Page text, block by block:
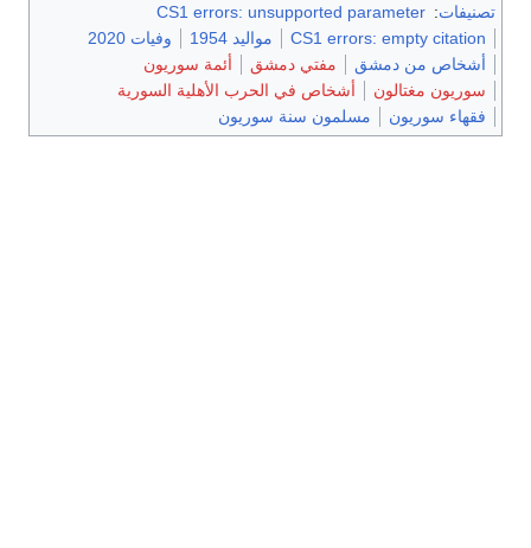
تصنيفات:
CS1 errors: unsupported parameter
CS1 errors: empty citation
مواليد 1954
وفيات 2020
أشخاص من دمشق
مفتي دمشق
أئمة سوريون
سوريون مغتالون
أشخاص في الحرب الأهلية السورية
فقهاء سوريون
مسلمون سنة سوريون